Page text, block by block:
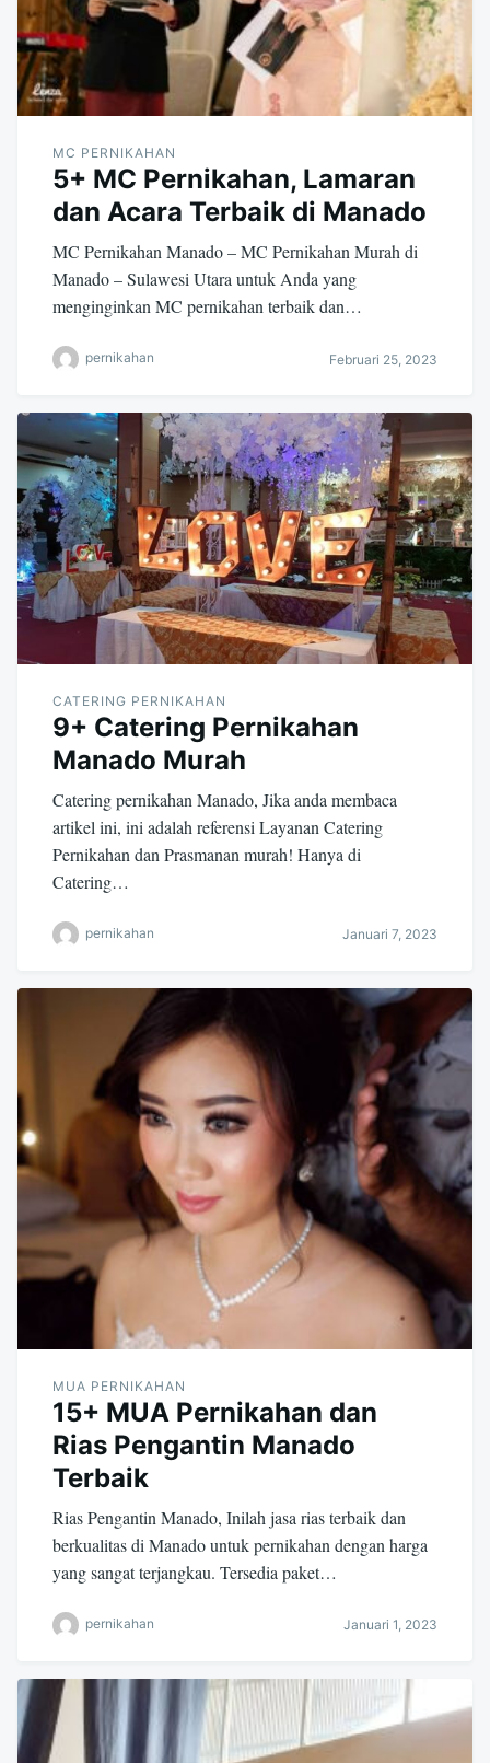
MC PERNIKAHAN
5+ MC Pernikahan, Lamaran
dan Acara Terbaik di Manado
MC Pernikahan Manado – MC Pernikahan Murah di
Manado – Sulawesi Utara untuk Anda yang
menginginkan MC pernikahan terbaik dan…
pernikahan Februari 25, 2023
CATERING PERNIKAHAN
9+ Catering Pernikahan
Manado Murah
Catering pernikahan Manado, Jika anda membaca
artikel ini, ini adalah referensi Layanan Catering
Pernikahan dan Prasmanan murah! Hanya di
Catering…
pernikahan Januari 7, 2023
MUA PERNIKAHAN
15+ MUA Pernikahan dan
Rias Pengantin Manado
Terbaik
Rias Pengantin Manado, Inilah jasa rias terbaik dan
berkualitas di Manado untuk pernikahan dengan harga
yang sangat terjangkau. Tersedia paket…
pernikahan Januari 1, 2023